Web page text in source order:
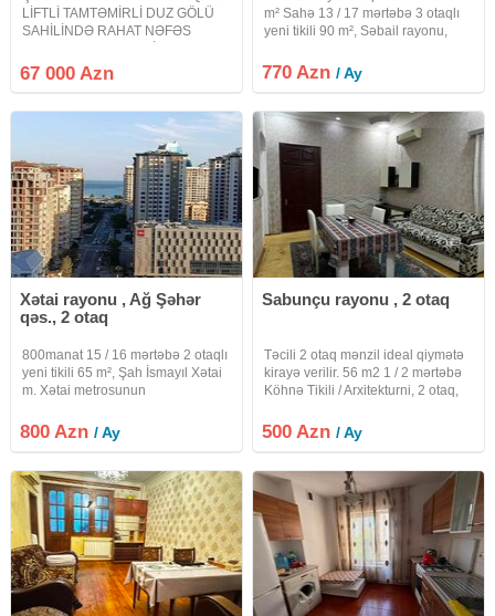
LİFTLİ TAMTƏMİRLİ DUZ GÖLÜ
SAHİLİNDƏ RAHAT NƏFƏS
Masazırın ən sakit ideal havası
təmiz kompleksi Rahat Nəfəs
67 000 Azn
m² Sahə 13 / 17 mərtəbə 3 otaqlı
yeni tikili 90 m², Səbail rayonu,
mərtəbəli binanın 13-cü
mərtəbəsində, ümumi sahəsi 90
770 Azn/ Ay
Xətai rayonu , Ağ Şəhər
qəs., 2 otaq
800manat 15 / 16 mərtəbə 2 otaqlı
yeni tikili 65 m², Şah İsmayıl Xətai
m. Xətai metrosunun
küçəsində)yeni tikili 16 mərtəbəli
binanın 15-ci mərtəbəsində , dəniz
800 Azn/ Ay
Sabunçu rayonu , 2 otaq
Təcili 2 otaq mənzil ideal qiymətə
kirayə verilir. 56 m2 1 / 2 mərtəbə
Köhnə Tikili / Arxitekturni, 2 otaq,
mərtəbəsi, Hava limanı
şosesindəki keçidin yanında.
500 Azn/ Ay